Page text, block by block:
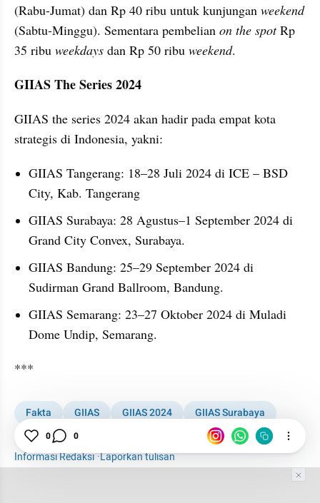
(Rabu-Jumat) dan Rp 40 ribu untuk kunjungan weekend
(Sabtu-Minggu). Sementara pembelian on the spot Rp
35 ribu weekdays dan Rp 50 ribu weekend.
GIIAS The Series 2024
GIIAS the series 2024 akan hadir pada empat kota
strategis di Indonesia, yakni:
GIIAS Tangerang: 18–28 Juli 2024 di ICE – BSD
City, Kab. Tangerang
GIIAS Surabaya: 28 Agustus–1 September 2024 di
Grand City Convex, Surabaya.
GIIAS Bandung: 25–29 September 2024 di
Sudirman Grand Ballroom, Bandung.
GIIAS Semarang: 23–27 Oktober 2024 di Muladi
Dome Undip, Semarang.
***
Fakta GIIAS GIIAS 2024
GIIAS Surabaya
Pameran Otomotif
Motor
Otomotif
Informasi Redaksi·Laporkan tulisan
0 0